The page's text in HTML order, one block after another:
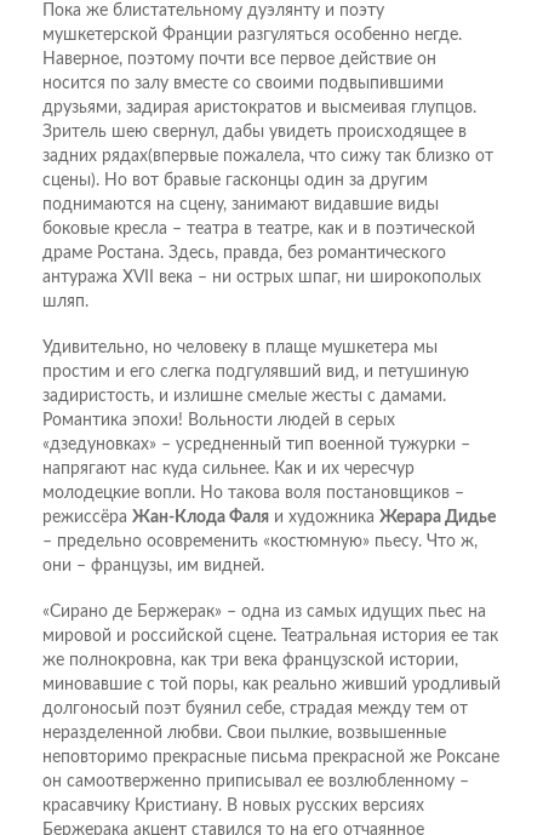
Пока же блистательному дуэлянту и поэту
мушкетерской Франции разгуляться особенно негде.
Наверное, поэтому почти все первое действие он
носится по залу вместе со своими подвыпившими
друзьями, задирая аристократов и высмеивая глупцов.
Зритель шею свернул, дабы увидеть происходящее в
задних рядах(впервые пожалела, что сижу так близко от
сцены). Но вот бравые гасконцы один за другим
поднимаются на сцену, занимают видавшие виды
боковые кресла – театра в театре, как и в поэтической
драме Ростана. Здесь, правда, без романтического
антуража XVII века – ни острых шпаг, ни широкополых
шляп.
Удивительно, но человеку в плаще мушкетера мы
простим и его слегка подгулявший вид, и петушиную
задиристость, и излишне смелые жесты с дамами.
Романтика эпохи! Вольности людей в серых
«дзедуновках» – усредненный тип военной тужурки –
напрягают нас куда сильнее. Как и их чересчур
молодецкие вопли. Но такова воля постановщиков –
режиссёра Жан-Клода Фаля и художника Жерара Дидье
– предельно осовременить «костюмную» пьесу. Что ж,
они – французы, им видней.
«Сирано де Бержерак» – одна из самых идущих пьес на
мировой и российской сцене. Театральная история ее так
же полнокровна, как три века французской истории,
миновавшие с той поры, как реально живший уродливый
долгоносый поэт буянил себе, страдая между тем от
неразделенной любви. Свои пылкие, возвышенные
неповторимо прекрасные письма прекрасной же Роксане
он самоотверженно приписывал ее возлюбленному –
красавчику Кристиану. В новых русских версиях
Бержерака акцент ставился то на его отчаянное